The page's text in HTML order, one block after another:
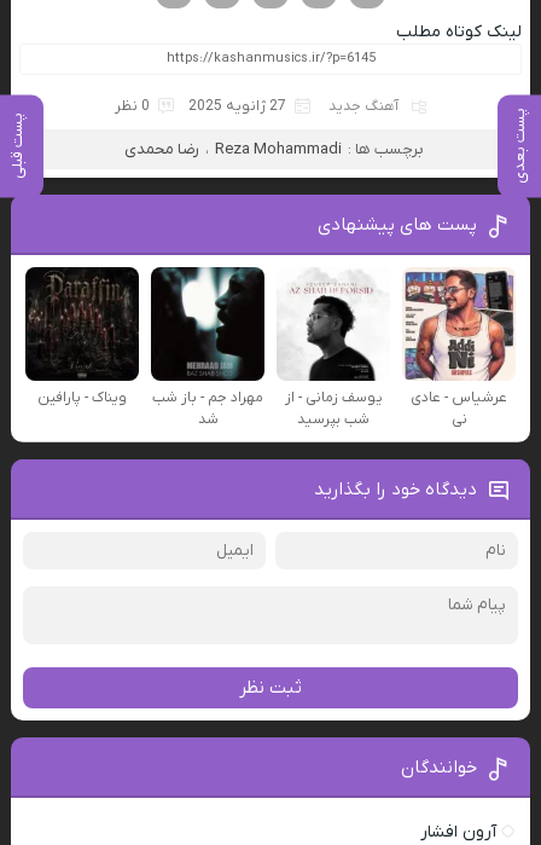
پست بعدی پست قبلی
لینک کوتاه مطلب
آهنگ جدید 27 ژانویه 2025 0 نظر
برچسب ها : Reza Mohammadi ، رضا محمدی
پست های پیشنهادی
عرشیاس - عادی
نی
یوسف زمانی - از
شب بپرسید
مهراد جم - باز شب
شد
ویناک - پارافین
دیدگاه خود را بگذارید
ثبت نظر
خوانندگان
آرون افشار